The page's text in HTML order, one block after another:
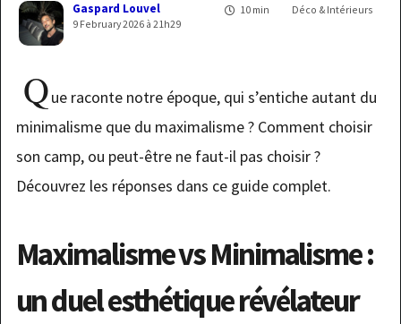
10 min Déco & Intérieurs
Gaspard Louvel
9 February 2026 à 21h29
Que raconte notre époque, qui s’entiche autant du
minimalisme que du maximalisme ? Comment choisir
son camp, ou peut-être ne faut-il pas choisir ?
Découvrez les réponses dans ce guide complet.
Maximalisme vs Minimalisme :
un duel esthétique révélateur